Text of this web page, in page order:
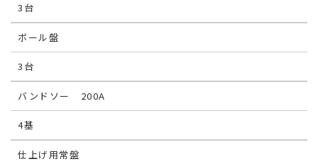
3台
ボール盤
3台
バンドソー 200A
4基
仕上げ用常盤